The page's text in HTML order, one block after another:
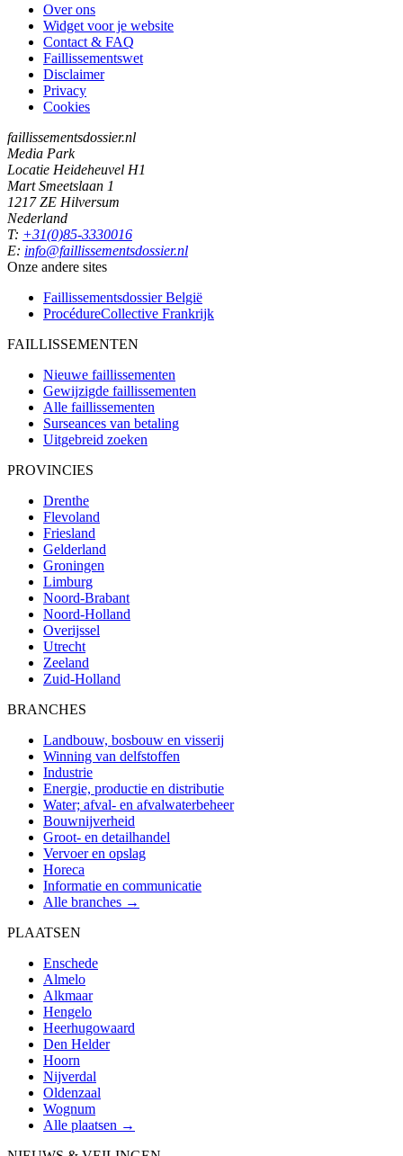
Over ons
Widget voor je website
Contact & FAQ
Faillissementswet
Disclaimer
Privacy
Cookies
faillissementsdossier.nl
Media Park
Locatie Heideheuvel H1
Mart Smeetslaan 1
1217 ZE Hilversum
Nederland
T: +31(0)85-3330016
E: info@faillissementsdossier.nl
Onze andere sites
Faillissementsdossier België
ProcédureCollective Frankrijk
FAILLISSEMENTEN
Nieuwe faillissementen
Gewijzigde faillissementen
Alle faillissementen
Surseances van betaling
Uitgebreid zoeken
PROVINCIES
Drenthe
Flevoland
Friesland
Gelderland
Groningen
Limburg
Noord-Brabant
Noord-Holland
Overijssel
Utrecht
Zeeland
Zuid-Holland
BRANCHES
Landbouw, bosbouw en visserij
Winning van delfstoffen
Industrie
Energie, productie en distributie
Water; afval- en afvalwaterbeheer
Bouwnijverheid
Groot- en detailhandel
Vervoer en opslag
Horeca
Informatie en communicatie
Alle branches →
PLAATSEN
Enschede
Almelo
Alkmaar
Hengelo
Heerhugowaard
Den Helder
Hoorn
Nijverdal
Oldenzaal
Wognum
Alle plaatsen →